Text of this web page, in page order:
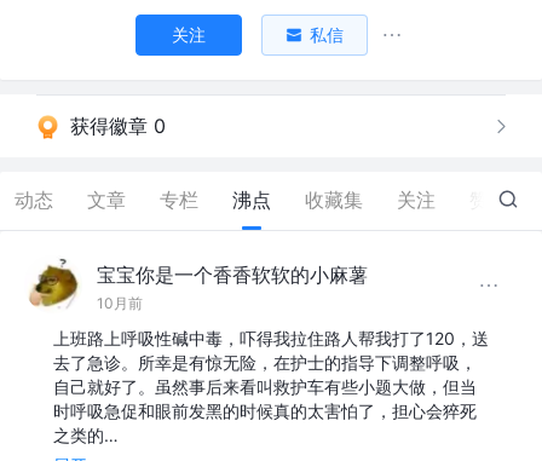
关注 私信
获得徽章 0
动态 文章 专栏 沸点 收藏集 关注 30
宝宝你是一个香香软软的小麻薯
10月前
上班路上呼吸性碱中毒，吓得我拉住路人帮我打了120，送
去了急诊。所幸是有惊无险，在护士的指导下调整呼吸，
自己就好了。虽然事后来看叫救护车有些小题大做，但当
时呼吸急促和眼前发黑的时候真的太害怕了，担心会猝死
之类的…